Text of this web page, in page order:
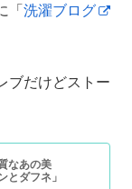
「 洗濯ブログ
ブだけどストー
なあの美
とダフネ」